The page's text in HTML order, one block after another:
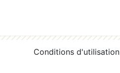
Conditions d'utilisation